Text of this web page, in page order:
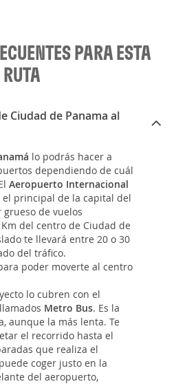
PARA ESTA
RUTA
Ciudad de Panama al
lo podrás hacer a
dependiendo de cuál
Aeropuerto Internacional
el principal de la capital del
de vuelos
del centro de Ciudad de
te llevará entre 20 o 30
del tráfico.
poder moverte al centro
lo cubren con el
Metro Bus. Es la
aunque la más lenta. Te
el recorrido hasta el
que realiza el
coger justo en la
del aeropuerto,